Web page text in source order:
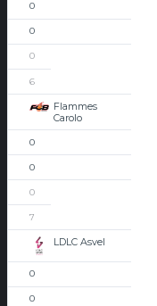
0
0
0
6
Flammes
Carolo
0
0
0
7
LDLC Asvel
0
0